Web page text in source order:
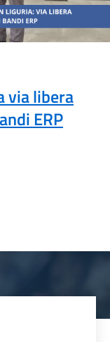
via libera
ERP